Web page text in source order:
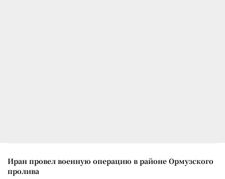
Иран провел военную операцию в районе Ормузского
пролива